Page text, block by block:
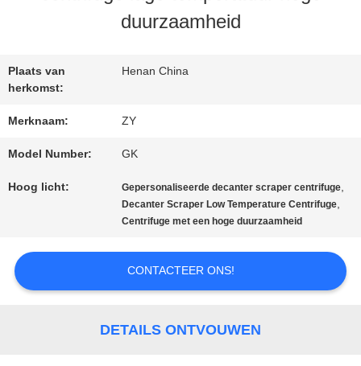
KWALITEITSCONTROLE
CONTACTEER
ONS
NIEUWS
OM EEN
duurzaamheid
Plaats van
herkomst:
Henan China
Merknaam: ZY
Model Number: GK
Hoog licht: Gepersonaliseerde decanter scraper centrifuge,
Decanter Scraper Low Temperature Centrifuge,
Centrifuge met een hoge duurzaamheid
CONTACTEER ONS!
DETAILS ONTVOUWEN